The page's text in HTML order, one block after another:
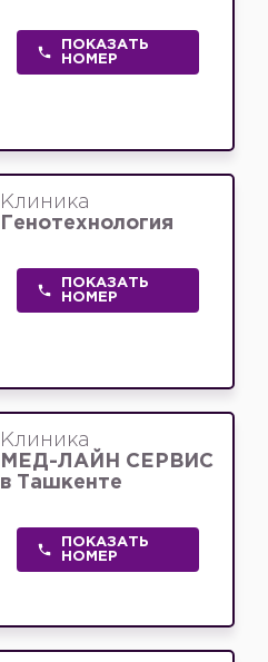
ПОКАЗАТЬ
НОМЕР
Клиника
Генотехнология
ПОКАЗАТЬ
НОМЕР
Клиника
МЕД-ЛАЙН СЕРВИС
в Ташкенте
ПОКАЗАТЬ
НОМЕР